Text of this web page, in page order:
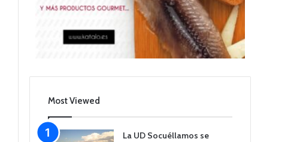
Most Viewed
La UD Socuéllamos se